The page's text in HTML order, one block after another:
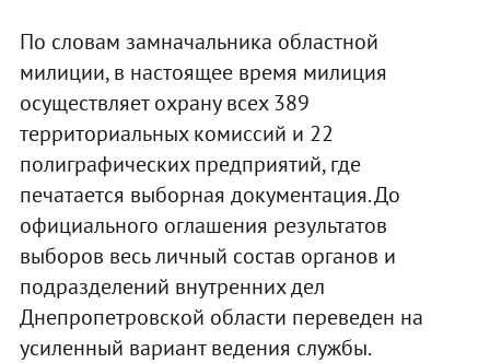
По словам замначальника областной
милиции, в настоящее время милиция
осуществляет охрану всех 389
территориальных комиссий и 22
полиграфических предприятий, где
печатается выборная документация. До
официального оглашения результатов
выборов весь личный состав органов и
подразделений внутренних дел
Днепропетровской области переведен на
усиленный вариант ведения службы.